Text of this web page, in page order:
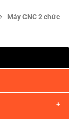
Máy CNC 2 chức